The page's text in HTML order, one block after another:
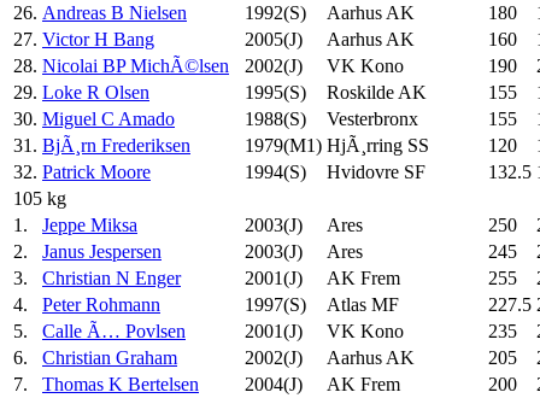
26. Andreas B Nielsen 1992(S) Aarhus AK 180
27. Victor H Bang 2005(J) Aarhus AK 160
28. Nicolai BP MichÃ©lsen 2002(J) VK Kono 190
29. Loke R Olsen 1995(S) Roskilde AK 155
30. Miguel C Amado 1988(S) Vesterbronx 155
31. BjÃ¸rn Frederiksen 1979(M1) HjÃ¸rring SS 120
32. Patrick Moore 1994(S) Hvidovre SF 132.5
105 kg
1.
Jeppe Miksa 2003(J) Ares 250
2.
Janus Jespersen 2003(J) Ares 245
3.
Christian N Enger 2001(J) AK Frem 255
4.
Peter Rohmann 1997(S) Atlas MF 227.5
5.
Calle Ã… Povlsen 2001(J) VK Kono 235
6.
Christian Graham 2002(J) Aarhus AK 205
7.
Thomas K Bertelsen 2004(J) AK Frem 200